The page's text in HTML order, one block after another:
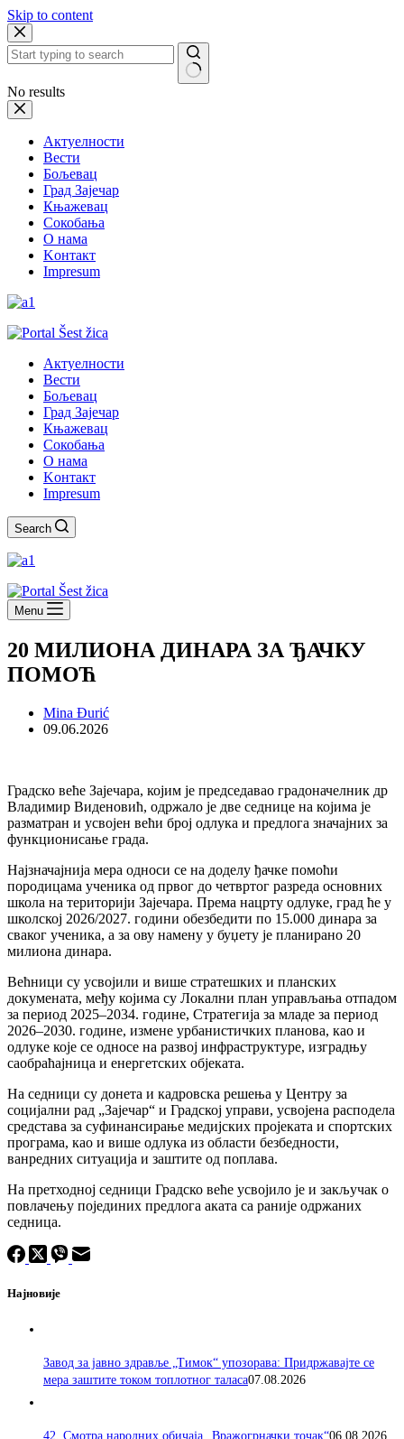
Skip to content
No results
Актуелности
Вести
Бољевац
Град Зајечар
Књажевац
Сокобања
O нама
Kонтакт
Impresum
Актуелности
Вести
Бољевац
Град Зајечар
Књажевац
Сокобања
O нама
Kонтакт
Impresum
Search
Menu
20 МИЛИОНА ДИНАРА ЗА ЂАЧКУ
ПОМОЋ
Mina Đurić
09.06.2026
Градско веће Зајечара, којим је председавао градоначелник др
Владимир Виденовић, одржало је две седнице на којима је
разматран и усвојен већи број одлука и предлога значајних за
функционисање града.
Најзначајнија мера односи се на доделу ђачке помоћи
породицама ученика од првог до четвртог разреда основних
школа на територији Зајечара. Према нацрту одлуке, град ће у
школској 2026/2027. години обезбедити по 15.000 динара за
сваког ученика, а за ову намену у буџету је планирано 20
милиона динара.
Већници су усвојили и више стратешких и планских
докумената, међу којима су Локални план управљања отпадом
за период 2025–2034. године, Стратегија за младе за период
2026–2030. године, измене урбанистичких планова, као и
одлуке које се односе на развој инфраструктуре, изградњу
саобраћајница и енергетских објеката.
На седници су донета и кадровска решења у Центру за
социјални рад „Зајечар“ и Градској управи, усвојена расподела
средстава за суфинансирање медијских пројеката и спортских
програма, као и више одлука из области безбедности,
ванредних ситуација и заштите од поплава.
На претходној седници Градско веће усвојило је и закључак о
повлачењу појединих предлога аката са раније одржаних
седница.
Најновије
Завод за јавно здравље „Тимок“ упозорава: Придржавајте се
мера заштите током топлотног таласа07.08.2026
42. Смотра народних обичаја „Вражогрначки точак“06.08.2026